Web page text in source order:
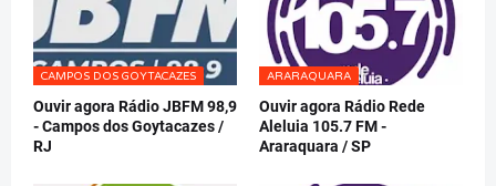
CAMPOS DOS GOYTACAZES
Ouvir agora Rádio JBFM 98,9
- Campos dos Goytacazes /
RJ
ARARAQUARA
Ouvir agora Rádio Rede
Aleluia 105.7 FM -
Araraquara / SP